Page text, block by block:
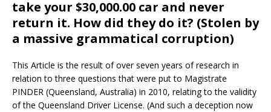
take your $30,000.00 car and never
return it. How did they do it? (Stolen by
a massive grammatical corruption)
This Article is the result of over seven years of research in
relation to three questions that were put to Magistrate
PINDER (Queensland, Australia) in 2010, relating to the validity
of the Queensland Driver License. (And such a deception now